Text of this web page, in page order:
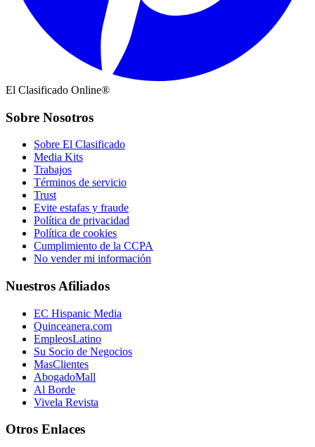
El Clasificado Online®
Sobre Nosotros
Sobre El Clasificado
Media Kits
Trabajos
Términos de servicio
Trust
Evite estafas y fraude
Política de privacidad
Política de cookies
Cumplimiento de la CCPA
No vender mi información
Nuestros Afiliados
EC Hispanic Media
Quinceanera.com
EmpleosLatino
Su Socio de Negocios
MasClientes
AbogadoMall
Al Borde
Vivela Revista
Otros Enlaces